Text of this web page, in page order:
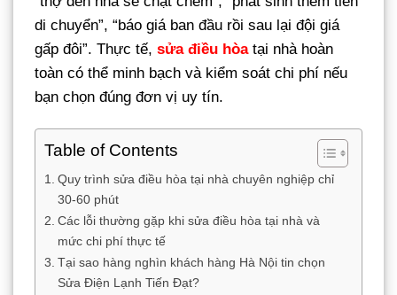
di chuyển”, “báo giá ban đầu rồi sau lại đội giá
gấp đôi”. Thực tế, sửa điều hòatại nhà hoàn
toàn có thể minh bạch và kiểm soát chi phí nếu
bạn chọn đúng đơn vị uy tín.
Table of Contents
Quy trình sửa điều hòa tại nhà chuyên nghiệp chỉ
30-60 phút
Các lỗi thường gặp khi sửa điều hòa tại nhà và
mức chi phí thực tế
Tại sao hàng nghìn khách hàng Hà Nội tin chọn
Sửa Điện Lạnh Tiến Đạt?